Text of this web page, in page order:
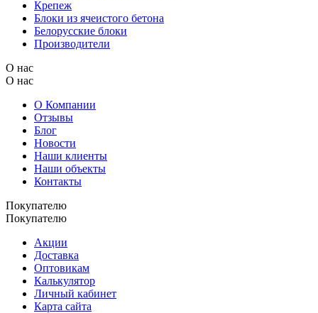
Крепеж
Блоки из ячеистого бетона
Белорусские блоки
Производители
О нас
О нас
О Компании
Отзывы
Блог
Новости
Наши клиенты
Наши объекты
Контакты
Покупателю
Покупателю
Акции
Доставка
Оптовикам
Калькулятор
Личный кабинет
Карта сайта